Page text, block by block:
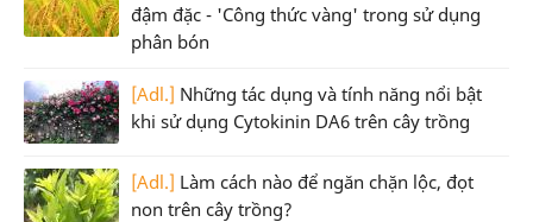
đậm đặc - 'Công thức vàng' trong sử dụng
phân bón
[Adl.] Những tác dụng và tính năng nổi bật
khi sử dụng Cytokinin DA6 trên cây trồng
[Adl.] Làm cách nào để ngăn chặn lộc, đọt
non trên cây trồng?